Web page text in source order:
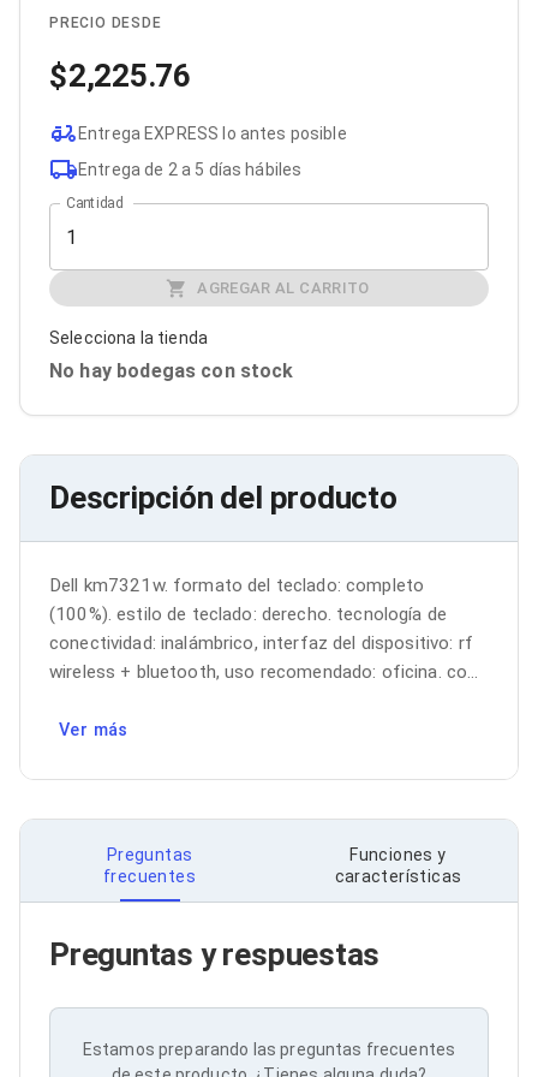
Cables Coaxiales
Jacks de Red
Conectores
Tapas y Cajas
Herramientas para Cables
Pinzas Ponchadoras
Probadores de Cable
Protectores para Cables
Cables para Impresoras
Bobinas
Sujetadores de Cables
Cinchos
Adaptadores
Adaptadores PC
Adaptadores PC Serial
Adaptadores PC SATA
Adaptadores PC IDE
Adaptadores Video
Adaptadores Video DisplayPort
Divisores de Video
Adaptadores Video HDMI
Extensores y Receptores de Vídeo
Adaptadores Video VGA / HD15
Adaptadores Audio
Adaptadores Audio USB
Dispositivos de Entrada
Teclados Numéricos
Controles de Juego para PC
Accesorios para Servidores
Racks y Gabinetes
Charolas para Racks y Gabinetes
PRECIO DESDE
2,225.76
Entrega EXPRESS lo antes posible
Entrega de 2 a 5 días hábiles
Cantidad
AGREGAR AL CARRITO
Selecciona la tienda
No hay bodegas con stock
Descripción del producto
Dell km7321w. formato del teclado: completo
(100%). estilo de teclado: derecho. tecnología de
conectividad: inalámbrico, interfaz del dispositivo: rf
wireless + bluetooth, uso recomendado: oficina. co...
Ver más
Preguntas
frecuentes
Funciones y
características
Preguntas y respuestas
Estamos preparando las preguntas frecuentes